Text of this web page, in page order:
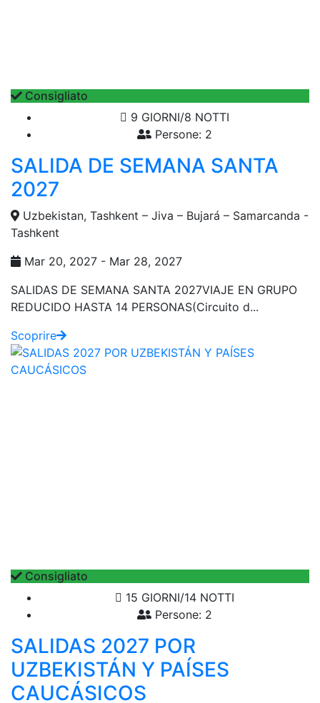
Consigliato
9 GIORNI/8 NOTTI
Persone: 2
SALIDA DE SEMANA SANTA
2027
Uzbekistan, Tashkent – Jiva – Bujará – Samarcanda -
Tashkent
Mar 20, 2027 - Mar 28, 2027
SALIDAS DE SEMANA SANTA 2027VIAJE EN GRUPO
REDUCIDO HASTA 14 PERSONAS(Circuito d...
Scoprire
Consigliato
15 GIORNI/14 NOTTI
Persone: 2
SALIDAS 2027 POR
UZBEKISTÁN Y PAÍSES
CAUCÁSICOS